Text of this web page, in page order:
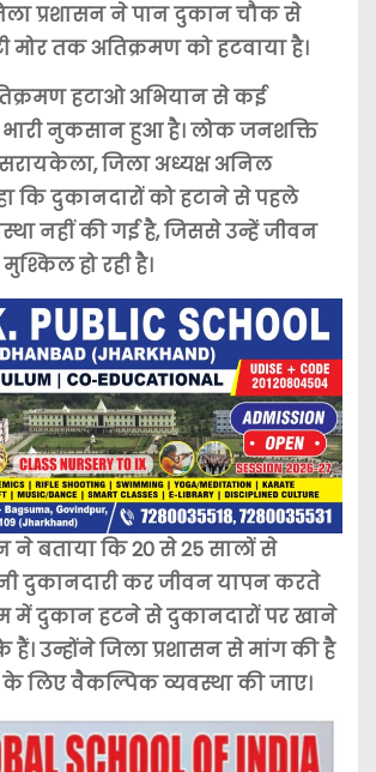
प्रशासन ने पान दुकान चौक से
तक अतिक्रमण को हटवाया है।
हटाओ अभियान से कई
भारी नुकसान हुआ है। लोक जनशक्ति
जिला अध्यक्ष अनिल
कि दुकानदारों को हटाने से पहले
नहीं की गई है, जिससे उन्हें जीवन
हो रही है।
ने बताया कि 20 से 25 सालों से
दुकानदारी कर जीवन यापन करते
में दुकान हटने से दुकानदारों पर खाने
उन्होंने जिला प्रशासन से मांग की है
के लिए वैकल्पिक व्यवस्था की जाए।